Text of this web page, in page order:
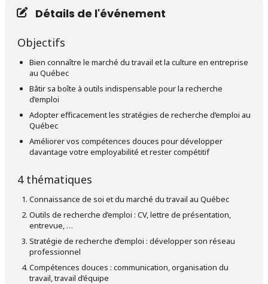
Détails de l'événement
Objectifs
Bien connaître le marché du travail et la culture en entreprise
au Québec
Bâtir sa boîte à outils indispensable pour la recherche
d’emploi
Adopter efficacement les stratégies de recherche d’emploi au
Québec
Améliorer vos compétences douces pour développer
davantage votre employabilité et rester compétitif
4 thématiques
Connaissance de soi et du marché du travail au Québec
Outils de recherche d’emploi : CV, lettre de présentation,
entrevue, …
Stratégie de recherche d’emploi : développer son réseau
professionnel
Compétences douces : communication, organisation du
travail, travail d’équipe